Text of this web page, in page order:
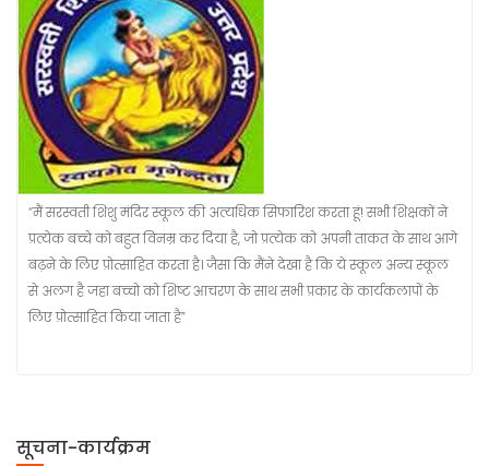
“मैं सरस्वती शिशु मंदिर स्कूल की अत्यधिक सिफारिश करता हूं! सभी शिक्षकों ने
प्रत्येक बच्चे को बहुत विनम्र कर दिया है, जो प्रत्येक को अपनी ताकत के साथ आगे
बढ़ने के लिए प्रोत्साहित करता है। जैसा कि मैंने देखा है कि ये स्कूल अन्य स्कूल
से अलग है जहा बच्चो को शिष्ट आचरण के साथ सभी प्रकार के कार्यकलापों के
लिए प्रोत्साहित किया जाता है”
सूचना-कार्यक्रम